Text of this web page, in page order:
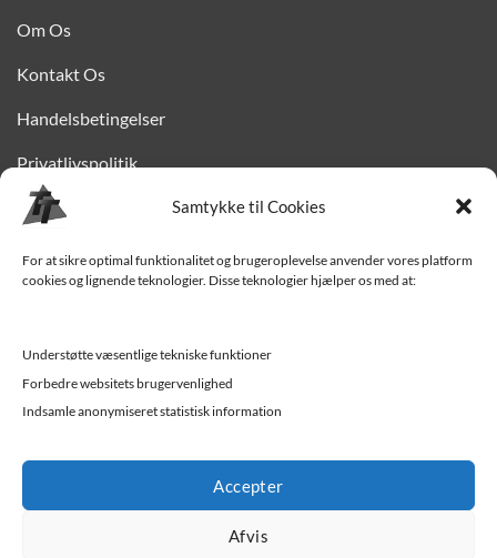
Samtykke til Cookies
For at sikre optimal funktionalitet og brugeroplevelse anvender vores platform
cookies og lignende teknologier. Disse teknologier hjælper os med at:
Understøtte væsentlige tekniske funktioner
Forbedre websitets brugervenlighed
Indsamle anonymiseret statistisk information
Accepter
Afvis
Om Os
Kontakt Os
Handelsbetingelser
Privatlivspolitik
Finansiering
Levering til Sjælland
Værksted